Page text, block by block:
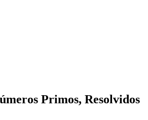
Primos, Resolvidos